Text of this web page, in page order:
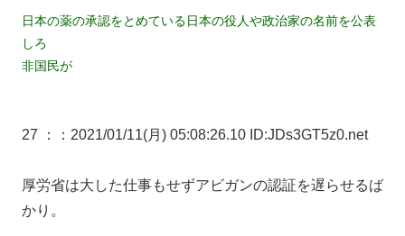
日本の薬の承認をとめている日本の役人や政治家の名前を公表
しろ
非国民が
27 ： ：2021/01/11(月) 05:08:26.10 ID:JDs3GT5z0.net
厚労省は大した仕事もせずアビガンの認証を遅らせるば
かり。